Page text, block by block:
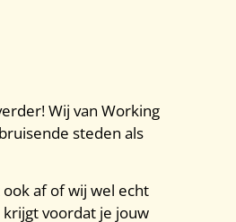
Wij van Working
steden als
af of wij wel echt
voordat je jouw